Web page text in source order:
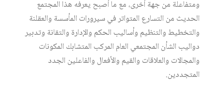
ومتفاعلة من جهة أخرى، مع ما أصبح يعرفه هذا المجتمع
الحديث من التسارع المتواتر في سيرورات المأسسة والعقلنة
والتخطيط والتنظيم وأساليب الحكم والإدارة والتقانة وتدبير
دواليب الشأن المجتمعي العام المركب المتشابك المكونات
والمجالات والعلاقات والقيم والأفعال والفاعلين الجدد
المتجددين.